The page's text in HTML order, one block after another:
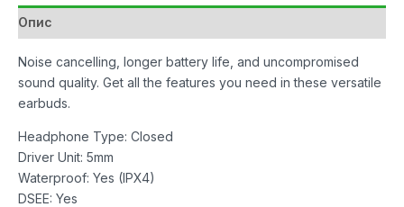
White
количина
Опис
Noise cancelling, longer battery life, and uncompromised
sound quality. Get all the features you need in these versatile
earbuds.
Headphone Type: Closed
Driver Unit: 5mm
Waterproof: Yes (IPX4)
DSEE: Yes